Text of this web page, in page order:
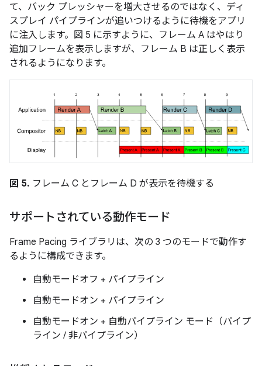
て、バック プレッシャーを増大させるのではなく、ディ
スプレイ パイプラインが追いつけるように待機をアプリ
に注入します。図 5 に示すように、フレーム A はやはり
追加フレームを表示しますが、フレーム B は正しく表示
されるようになります。
図 5. フレーム C とフレーム D が表示を待機する
サポートされている動作モード
Frame Pacing ライブラリは、次の 3 つのモードで動作す
るように構成できます。
自動モードオフ + パイプライン
自動モードオン + パイプライン
自動モードオン + 自動パイプライン モード（パイプ
ライン / 非パイプライン）